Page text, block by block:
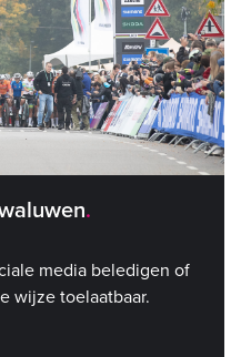
media beledigen of
wijze toelaatbaar.